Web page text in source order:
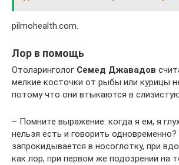
pilmohealth.com.
Лор в помощь
Отоларинголог Семед Джавадов
мелкие косточки от рыбы или курицы
потому что они втыкаются в
– Помните выражение: когда я ем, я
нельзя есть и говорить
запрокидывается в носоглотку, при
как лор, при первом же подозрении на